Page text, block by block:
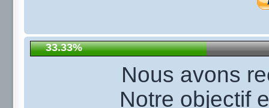
33.33%
Nous avons
Notre objectif